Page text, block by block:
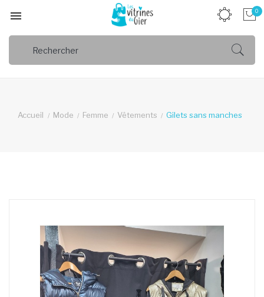
 0
Accueil Mode Femme Vêtements Gilets sans manches